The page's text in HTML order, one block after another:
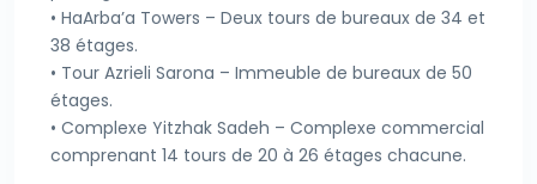
• HaArba’a Towers – Deux tours de bureaux de 34 et
38 étages.
• Tour Azrieli Sarona – Immeuble de bureaux de 50
étages.
• Complexe Yitzhak Sadeh – Complexe commercial
comprenant 14 tours de 20 à 26 étages chacune.